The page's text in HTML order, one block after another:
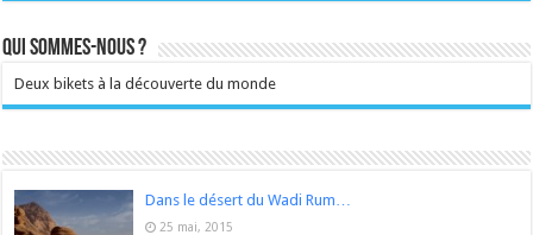
Qui sommes-nous ?
Deux bikets à la découverte du monde
Dans le désert du Wadi Rum…
25 mai, 2015